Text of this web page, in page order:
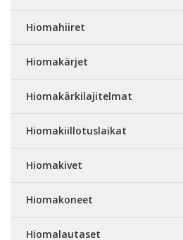
Hiomahiiret
Hiomakärjet
Hiomakärkilajitelmat
Hiomakiillotuslaikat
Hiomakivet
Hiomakoneet
Hiomalautaset